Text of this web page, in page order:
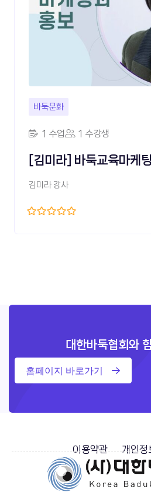
바둑문화
1 수업 1 수강생
[김미라] 바둑교육마케팅
김미라 강사
대한바둑협회와
홈페이지 바로가기
이용약관 개인정